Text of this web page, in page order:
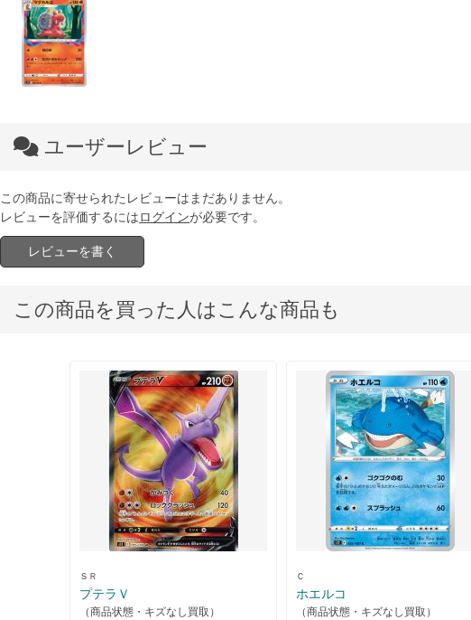
ユーザーレビュー
この商品に寄せられたレビューはまだありません。
レビューを評価するにはログインが必要です。
レビューを書く
この商品を買った人はこんな商品も
ＳＲ
プテラＶ
（商品状態・キズなし買取）
Ｃ
ホエルコ
（商品状態・キズなし買取）